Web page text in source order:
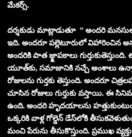
మేకర్స్‌.
దర్శకుడు మాట్లాడుతూ ” అందరి
ఇది. అందరూ పల్లెటూరులో విహారించిన
అందరికి పాత జ్క్షాపకాలు గుర్తుకుతెస్తుంది.
యూత్‌కు, సమాజానికి నచ్చే అంశాలు
రోజులను గుర్తకు తెస్తుంది. అందరూ
చూసిన రోజులు గుర్తుకు వస్తాయి. ఈ
ఉంది. అందరి హృదయాలను
ఒక్కరికి వాళ్ల గోల్డెన్‌ డేస్‌లోకి
మంచి పేరును తీసుకొస్తుంది. ప్రముఖ